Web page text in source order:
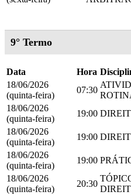
9° Termo
Data Hora
18/06/2026
(quinta-feira)
07:30
18/06/2026
(quinta-feira)
19:00
18/06/2026
(quinta-feira)
19:00
18/06/2026
(quinta-feira)
19:00
18/06/2026
(quinta-feira)
20:30